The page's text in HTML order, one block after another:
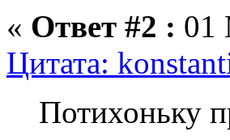
« Ответ #2 : 01
Цитата:
Потихоньку